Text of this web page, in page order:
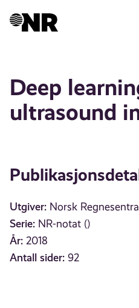
Deep
ultrasound
Utgiver: Norsk Regnesentral
Serie: NR-notat ()
År: 2018
Antall sider: 92